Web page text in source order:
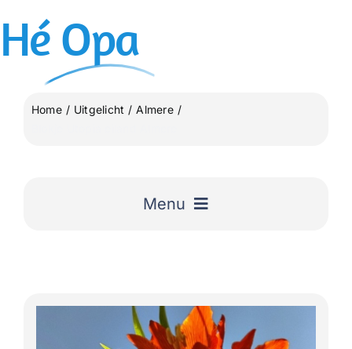
inhoud
Hé Opa
Home Uitgelicht
Almere
Menu
Uitgelicht